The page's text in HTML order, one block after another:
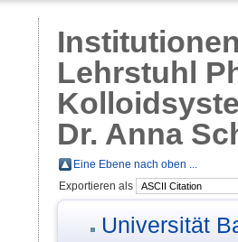
Lehrstuhl
Dr. Anna
Eine Ebene nach oben ...
Exportieren als
Universität